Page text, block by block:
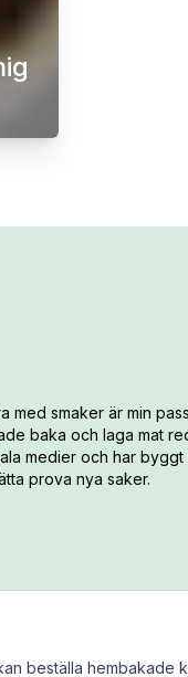
med
med smaker är min
baka och laga mat
medier och har byggt
prova nya saker.
beställa hembakade